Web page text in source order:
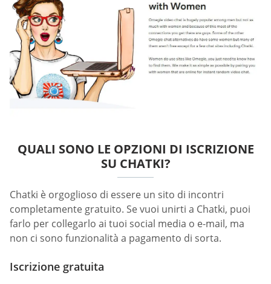
QUALI SONO LE OPZIONI DI ISCRIZIONE
SU CHATKI?
Chatki è orgoglioso di essere un sito di incontri
completamente gratuito. Se vuoi unirti a Chatki, puoi
farlo per collegarlo ai tuoi social media o e-mail, ma
non ci sono funzionalità a pagamento di sorta.
Iscrizione gratuita